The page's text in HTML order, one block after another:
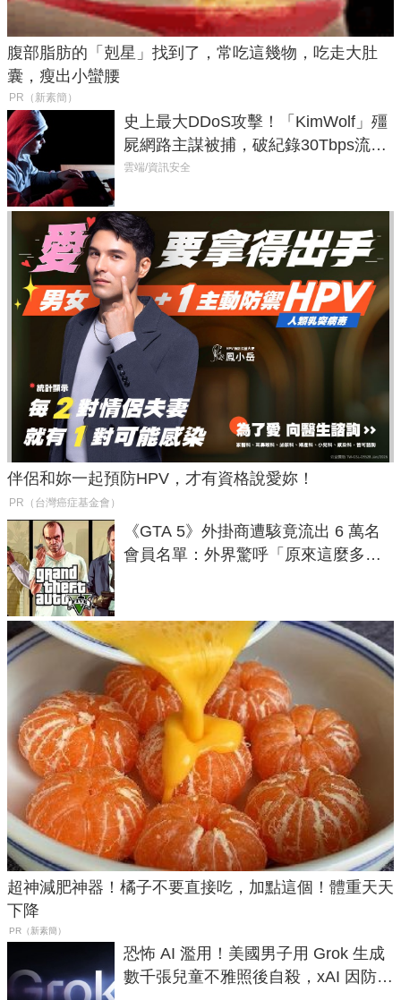
腹部脂肪的「剋星」找到了，常吃這幾物，吃走大肚
囊，瘦出小蠻腰
PR（新素簡）
史上最大DDoS攻擊！「KimWolf」殭
屍網路主謀被捕，破紀錄30Tbps流量
癱瘓全球！
雲端/資訊安全
伴侶和妳一起預防HPV，才有資格說愛妳！
PR（台灣癌症基金會）
《GTA 5》外掛商遭駭竟流出 6 萬名
會員名單：外界驚呼「原來這麼多人
超神減肥神器！橘子不要直接吃，加點這個！體重天天
下降
PR（新素簡）
恐怖 AI 濫用！美國男子用 Grok 生成
數千張兒童不雅照後自殺，xAI 因防護